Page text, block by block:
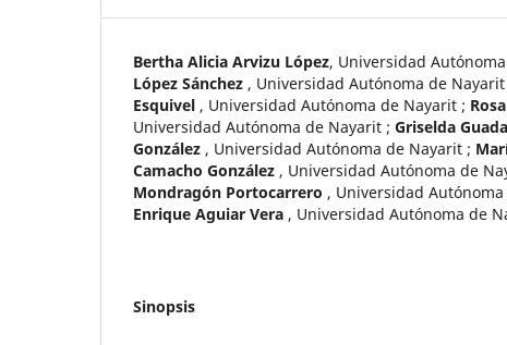
Bertha Alicia Arvizu López, Universidad
López Sánchez , Universidad Autónoma de Nayarit
Esquivel , Universidad Autónoma de Nayarit ;
Universidad Autónoma de Nayarit ; Griselda
González , Universidad Autónoma de Nayarit ;
Camacho González , Universidad Autónoma de
Mondragón Portocarrero , Universidad
Enrique Aguiar Vera , Universidad Autónoma de
Sinopsis